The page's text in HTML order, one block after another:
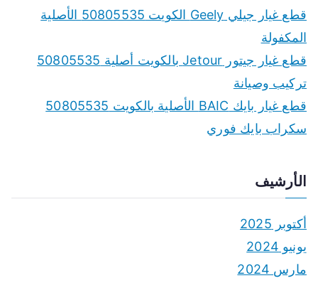
قطع غيار جيلي Geely الكويت 50805535 الأصلية
المكفولة
قطع غيار جيتور Jetour بالكويت أصلية 50805535
تركيب وصيانة
قطع غيار بايك BAIC الأصلية بالكويت 50805535
سكراب بايك فوري
الأرشيف
أكتوبر 2025
يونيو 2024
مارس 2024